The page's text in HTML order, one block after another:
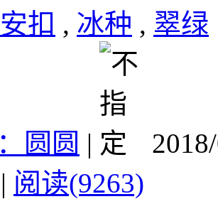
扣 , 冰种 , 翠绿
圆圆 |
| 阅读(9263)